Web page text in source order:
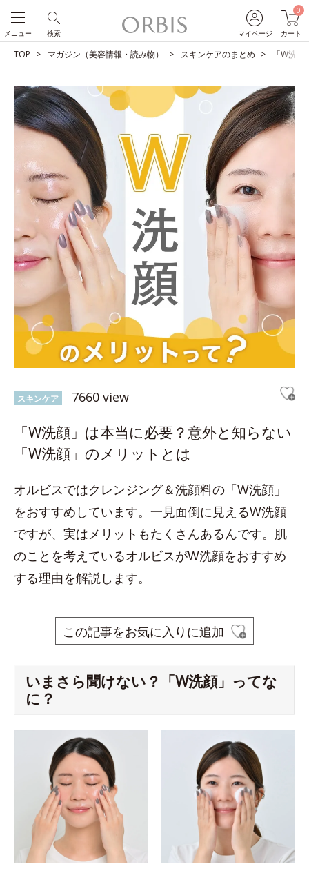
マイページ
0
カート
検索
メニュー
TOP マガジン（美容情報・読み物） スキンケアのまとめ 「W洗
スキンケア 7660 view
「W洗顔」は本当に必要？意外と知らない
「W洗顔」のメリットとは
オルビスではクレンジング＆洗顔料の「W洗顔」
をおすすめしています。一見面倒に見えるW洗顔
ですが、実はメリットもたくさんあるんです。肌
のことを考えているオルビスがW洗顔をおすすめ
する理由を解説します。
この記事をお気に入りに追加
いまさら聞けない？「W洗顔」ってな
に？